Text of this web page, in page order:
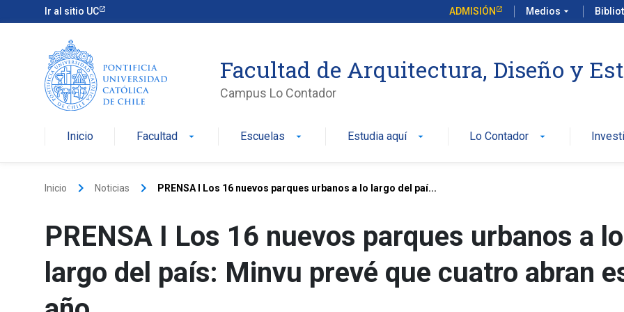
Ir al sitio UC ADMISIÓN Medios arrow_drop_down
Facultad de Arquitectura, Diseño y
Campus Lo Contador
Inicio Facultad arrow_drop_down Escuelas arrow_drop_down Estudia aquí arrow_drop_down Lo Contador arrow_drop_down
Inicio keyboard_arrow_right Noticias keyboard_arrow_right PRENSA I Los 16 nuevos parques urbanos a lo largo del paí...
PRENSA I Los 16 nuevos parques urbanos a lo
largo del país: Minvu prevé que cuatro abran